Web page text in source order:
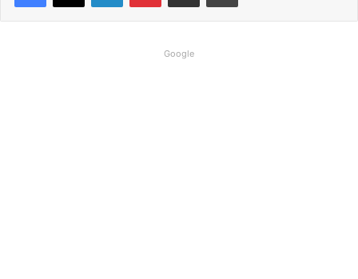
Google